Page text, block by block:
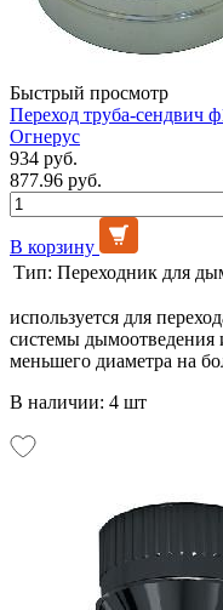
Быстрый просмотр
Переход труба-сендвич
Огнерус
934 руб.
877.96 руб.
В корзину
Тип: Переходник для
используется для
системы дымоотведения
меньшего диаметра на
В наличии: 4 шт